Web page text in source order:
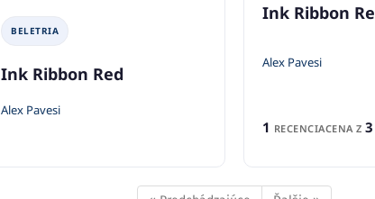
BELETRIA
Ink Ribbon Red
Alex Pavesi
Ink Ribbon
Alex Pavesi
1 RECENCIACENA Z 3